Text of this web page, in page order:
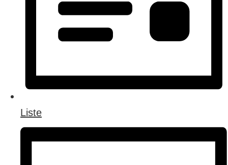
Liste